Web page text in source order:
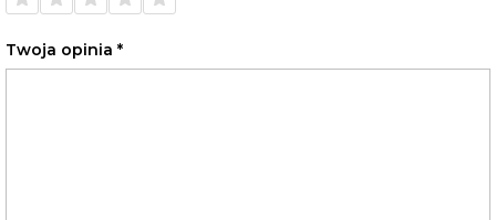
gwiazdek
gwiazdek
gwiazdek
gwiazdekgwiazdek
Twoja opinia *